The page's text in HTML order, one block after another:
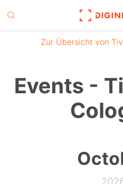
Zur Übersicht von
Events -